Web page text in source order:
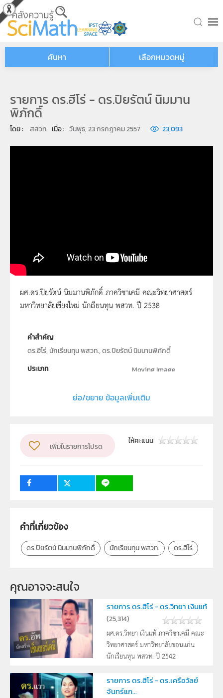
Skip to main content
ค้นหา เลือกหมวดหมู่
รายการ ดร.ฮีโร่ - ดร.ปิยรัตน์ นิมมาน
พิภักดิ์
โดย : สสวท. เมื่อ : วันพุธ, 23 กรกฎาคม 2557 23,093
ผศ.ดร.ปิยรัตน์ นิมมานพิภักดิ์
ผศ.ดร.ปิยรัตน์ นิมมานพิภักดิ์ ภาควิชาเคมี คณะวิทยาศาสตร์
มหาวิทยาลัยเชียงใหม่ นักเรียนทุน พสวท. ปี 2538
คำสำคัญ
ดร.ฮีโร่, นักเรียนทุน พสวท., ดร.ปิยรัตน์ นิมมานพิภักดิ์
ประเภท
Moving Image
สถาบันส่งเสริมการสอนวิทยาศาสตร์และเทคโนโลยี
กลุ่มเป้าหมาย
ครู, นักเรียน, บุคคลทั่วไป
ย่อ/ขยาย ข้อมูลเพิ่มเติม
เพิ่มในรายการโปรด
ให้คะแนน
คำที่เกี่ยวข้อง
ดร.ปิยรัตน์ นิมมานพิภักดิ์ นักเรียนทุน พสวท. ดร.ฮีโร่
คุณอาจจะสนใจ
รายการ ดร.ฮีโร่ - ดร.วิทยา เงินแท้
(25,314)
ผศ.ดร.วิทยา เงินแท้ ภาควิชาเคมี คณะ
วิทยาศาสตร์ มหาวิทยาลัยขอนแก่น
นักเรียนทุน พสวท. ปี 2542
รายการ ดร.ฮีโร่ - ดร.เครือวัลย์
จันทร์แก...